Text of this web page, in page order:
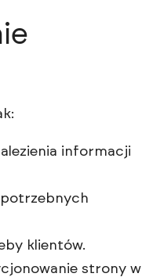
informacji
potrzebnych
klientów.
strony w